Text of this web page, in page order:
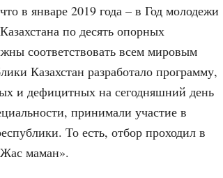
в январе 2019 года – в Год молодежи
по десять опорных
соответствовать всем мировым
Казахстан разработало программу,
и дефицитных на сегодняшний день
принимали участие в
То есть, отбор проходил в
маман».